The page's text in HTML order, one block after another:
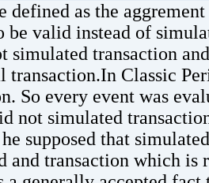
defined as the
be valid instead of
simulated transaction
Classic
So every event was
not simulated
supposed that
and transaction which